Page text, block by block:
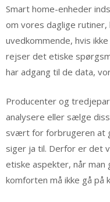
Smart home-enheder
om vores daglige rutiner,
uvedkommende, hvis
rejser det etiske
har adgang til de data,
Producenter og
analysere eller sælge
svært for forbrugeren at
siger ja til. Derfor er det
etiske aspekter, når
komforten må ikke gå på